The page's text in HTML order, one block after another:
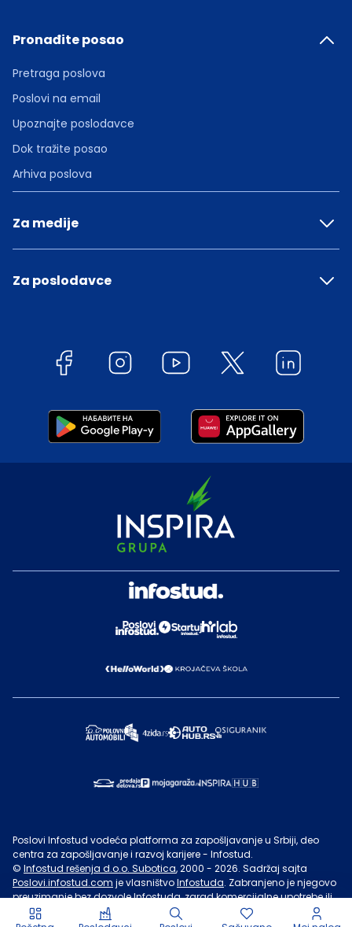
Pronađite posao
Pretraga poslova
Poslovi na email
Upoznajte poslodavce
Dok tražite posao
Arhiva poslova
Za medije
Za poslodavce
Poslovi Infostud vodeća platforma za zapošljavanje u Srbiji, deo
centra za zapošljavanje i razvoj karijere - Infostud.
© Infostud rešenja d.o.o. Subotica, 2000 - 2026. Sadržaj sajta
Poslovi.infostud.com je vlasništvoInfostuda. Zabranjeno je njegovo
preuzimanje bez dozvoleInfostuda, zarad komercijalne upotrebe ili
u druge svrhe, osim za lične potrebe posetilaca sajta.